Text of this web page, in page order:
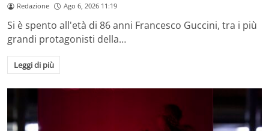
Redazione Ago 6, 2026 11:19
Si è spento all'età di 86 anni Francesco Guccini, tra i più
grandi protagonisti della…
Leggi di più